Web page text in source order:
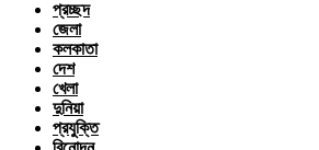
প্রচ্ছদ
জেলা
কলকাতা
দেশ
খেলা
দুনিয়া
প্রযুক্তি